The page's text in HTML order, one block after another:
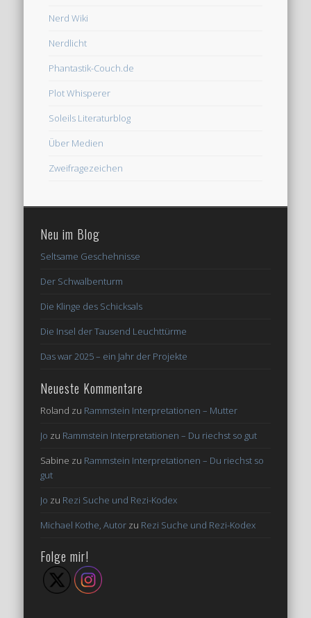
Nerd Wiki
Nerdlicht
Phantastik-Couch.de
Plot Whisperer
Soleils Literaturblog
Über Medien
Zweifragezeichen
Neu im Blog
Seltsame Geschehnisse
Der Schwalbenturm
Die Klinge des Schicksals
Die Insel der Tausend Leuchttürme
Das war 2025 – ein Jahr der Projekte
Neueste Kommentare
Roland zu Rammstein Interpretationen – Mutter
Jo zu Rammstein Interpretationen – Du riechst so gut
Sabine zu Rammstein Interpretationen – Du riechst so
gut
Jo zu Rezi Suche und Rezi-Kodex
Michael Kothe, Autor zu Rezi Suche und Rezi-Kodex
Folge mir!